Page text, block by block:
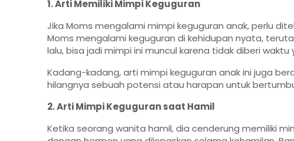
1. Arti Memiliki Mimpi Keguguran
Jika Moms mengalami mimpi keguguran anak, perlu
Moms mengalami keguguran di kehidupan nyata,
lalu, bisa jadi mimpi ini muncul karena tidak diberi waktu
Kadang-kadang, arti mimpi keguguran anak ini juga
hilangnya sebuah potensi atau harapan untuk
2. Arti Mimpi Keguguran saat Hamil
Ketika seorang wanita hamil, dia cenderung memiliki